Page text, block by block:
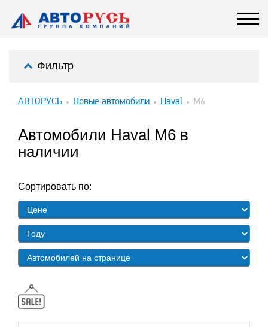
Фильтр
АВТОРУСЬ Новые автомобили Haval M6
Автомобили Haval M6 в
наличии
Сортировать по: